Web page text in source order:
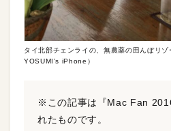
タイ北部チェンライの、無農薬の田んぼリ
YOSUMI’s iPhone）
※この記事は『Mac Fan
れたものです。